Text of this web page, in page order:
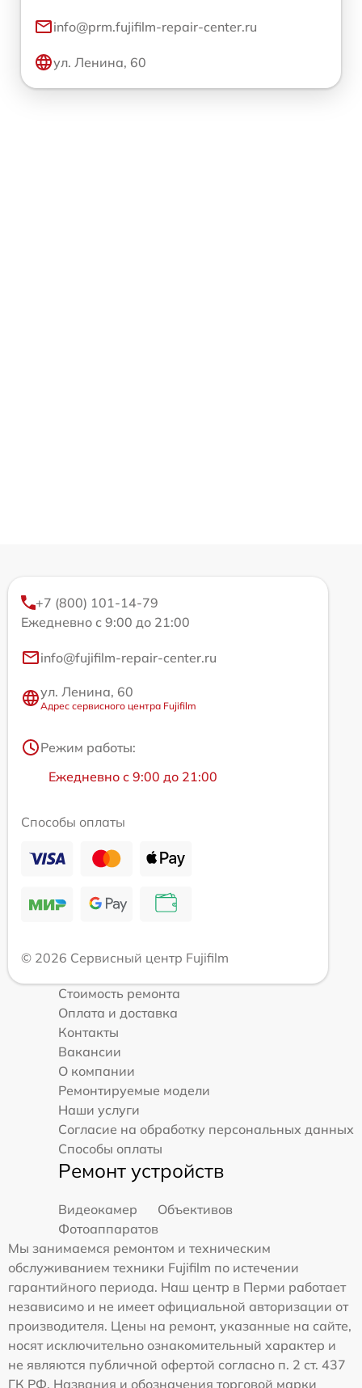
info@prm.fujifilm-repair-center.ru
ул. Ленина, 60
+7 (800) 101-14-79
Ежедневно с 9:00 до 21:00
info@fujifilm-repair-center.ru
ул. Ленина, 60
Адрес сервисного центра Fujifilm
Режим работы:
Ежедневно с 9:00 до 21:00
Способы оплаты
© 2026 Сервисный центр Fujifilm
Стоимость ремонта
Оплата и доставка
Контакты
Вакансии
О компании
Ремонтируемые модели
Наши услуги
Согласие на обработку персональных данных
Способы оплаты
Ремонт устройств
Видеокамер
Объективов
Фотоаппаратов
Мы занимаемся ремонтом и техническим
обслуживанием техники Fujifilm по истечении
гарантийного периода. Наш центр в Перми работает
независимо и не имеет официальной авторизации от
производителя. Цены на ремонт, указанные на сайте,
носят исключительно ознакомительный характер и
не являются публичной офертой согласно п. 2 ст. 437
ГК РФ. Названия и обозначения торговой марки